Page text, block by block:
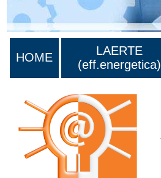
HOME
LAERTE
(eff.energetica)